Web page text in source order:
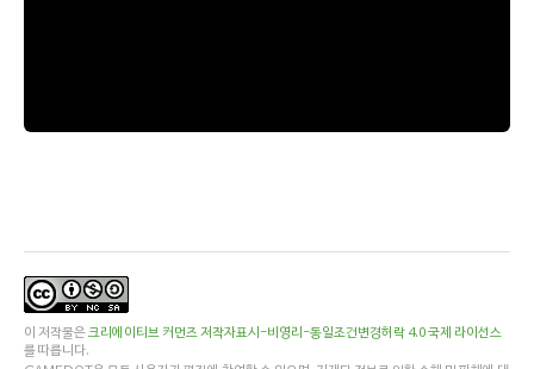
이 저작물은크리에이티브 커먼즈 저작자표시-비영리-동일조건변경허락 4.0 국제 라이선스
를 따릅니다.